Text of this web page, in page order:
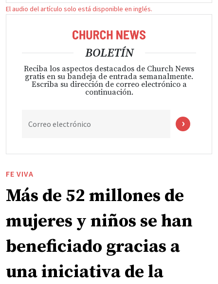
El audio del artículo solo está disponible en inglés.
BOLETÍN
Reciba los aspectos destacados de Church News
gratis en su bandeja de entrada semanalmente.
Escriba su dirección de correo electrónico a
continuación.
Correo electrónico
FE VIVA
Más de 52 millones de
mujeres y niños se han
beneficiado gracias a
una iniciativa de la